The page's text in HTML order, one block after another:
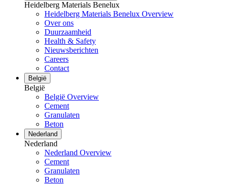
Heidelberg Materials Benelux
Heidelberg Materials Benelux Overview
Over ons
Duurzaamheid
Health & Safety
Nieuwsberichten
Careers
Contact
België
België
België Overview
Cement
Granulaten
Beton
Nederland
Nederland
Nederland Overview
Cement
Granulaten
Beton